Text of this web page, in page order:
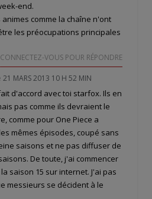
end.
comme la chaîne n'ont
les préocupations principales
CONNECTEZ-VOUS POUR RÉPONDRE
21 MARS 2013 10 H 52 MIN
d'accord avec toi starfox. Ils en
pas comme ils devraient le
comme pour One Piece a
mêmes épisodes, coupé sans
saisons et ne pas diffuser de
De toute, j'ai commencer
saison 15 sur internet. J'ai pas
messieurs se décident à le